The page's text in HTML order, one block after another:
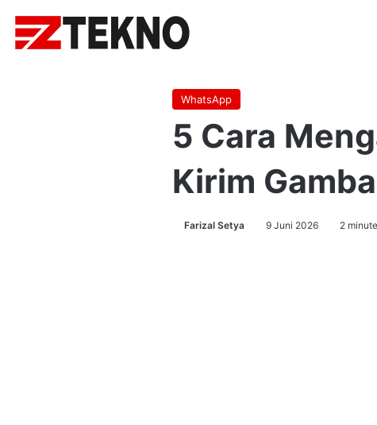
WhatsApp
5 Cara
Kirim
Farizal Setya 9 Juni 2026 2